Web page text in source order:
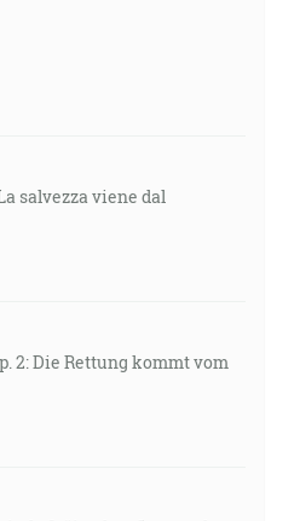
salvezza viene dal
2: Die Rettung kommt vom